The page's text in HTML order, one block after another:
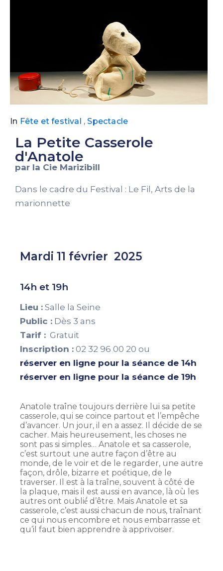
In Fête et festival ,Spectacle
La Petite Casserole
d'Anatole
par la Cie Marizibill
Dans le cadre du Festival : Le Fil, Arts de la
marionnette
Mardi 11 février 2025
14h et 19h
Lieu : Salle la Seine
Public : Dès 3 ans
Tarif : Gratuit
Inscription : 02 32 96 00 20 ou
réserver en ligne pour la séance de 14h
réserver en ligne pour la séance de 19h
Anatole traîne toujours derrière lui sa petite
casserole, qui se coince partout et l’empêche
d’avancer. Un jour, il en a assez. Il décide de se
cacher. Mais heureusement, les choses ne
sont pas si simples… Anatole et sa casserole,
c’est surtout une autre façon d’être au
monde, de le voir et de le regarder, une autre
façon, drôle, bizarre et poétique, de le
traverser. Il est à la traîne, souvent à côté de
la plaque, mais il est aussi en avance, là où les
autres ont oublié́ d’être. Mais Anatole et sa
casserole, c’est aussi chacun de nous, traînant
ce qui nous encombre et nous embarrasse et
qu’il faut bien apprendre à apprivoiser.